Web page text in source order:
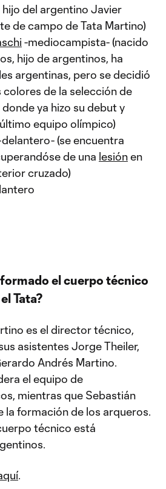
del argentino Javier
de campo de Tata Martino)
-mediocampista- (nacido
hijo de argentinos, ha
argentinas, pero se decidió
de la selección de
ya hizo su debut y
equipo olímpico)
(se encuentra
de una lesiónen
cruzado)
el cuerpo técnico
Tata?
es el director técnico,
asistentes Jorge Theiler,
Andrés Martino.
el equipo de
mientras que Sebastián
la formación de los arqueros.
técnico está
.